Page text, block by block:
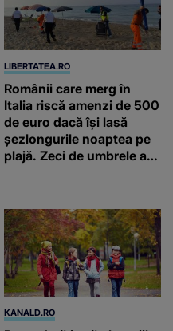
LIBERTATEA.RO
Românii care merg în
Italia riscă amenzi de 500
de euro dacă își lasă
șezlongurile noaptea pe
plajă. Zeci de umbrele au
KANALD.RO